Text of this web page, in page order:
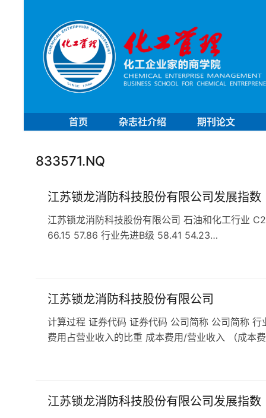
首页 杂志社介绍 期刊论文
833571.NQ
江苏锁龙消防科技股份有限公司发展指数
江苏锁龙消防科技股份有限公司 石油和化工行业
66.15 57.86 行业先进B级 58.41 54.23…
江苏锁龙消防科技股份有限公司
计算过程 证券代码 证券代码 公司简称 公司简称
费用占营业收入的比重 成本费用/营业收入 （成本
江苏锁龙消防科技股份有限公司发展指数